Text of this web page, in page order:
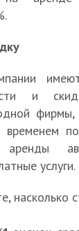
и
аренды
услуги.
насколько